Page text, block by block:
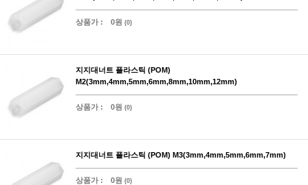
상품가 : 0원 (0)
지지대너트 플라스틱 (POM)
M2(3mm,4mm,5mm,6mm,8mm,10mm,12mm)
상품가 : 0원 (0)
지지대너트 플라스틱 (POM) M3(3mm,4mm,5mm,6mm,7mm)
상품가 : 0원 (0)